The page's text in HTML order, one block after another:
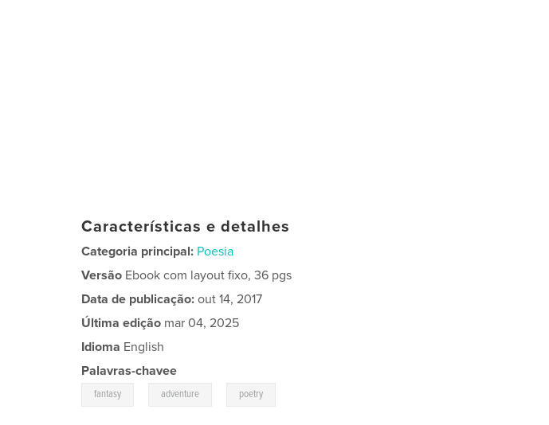
Características e detalhes
Categoria principal: Poesia
Versão Ebook com layout fixo, 36 pgs
Data de publicação: out 14, 2017
Última edição mar 04, 2025
Idioma English
Palavras-chavee
fantasy adventure poetry